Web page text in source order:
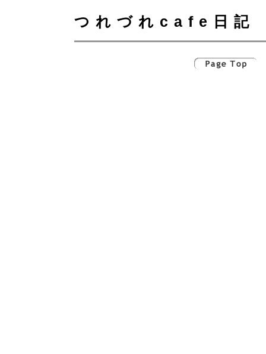
つれづれcafe日記